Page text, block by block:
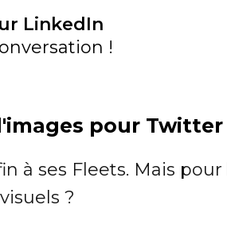
LinkedIn
!
pour Twitter
à ses Fleets. Mais
?